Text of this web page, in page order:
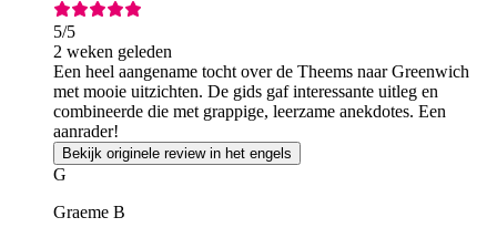
5/5
2 weken geleden
Een heel aangename tocht over de Theems naar Greenwich
met mooie uitzichten. De gids gaf interessante uitleg en
combineerde die met grappige, leerzame anekdotes. Een
aanrader!
Bekijk originele review in het engels
G
Graeme B